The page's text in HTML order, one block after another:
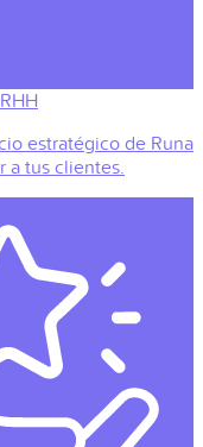
estratégico de Runa
a tus clientes.